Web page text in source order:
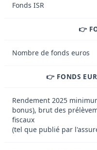
Fonds ISR
👉
Nombre de fonds euros
👉 FONDS
Rendement 2025
bonus), brut des
fiscaux
(tel que publié par